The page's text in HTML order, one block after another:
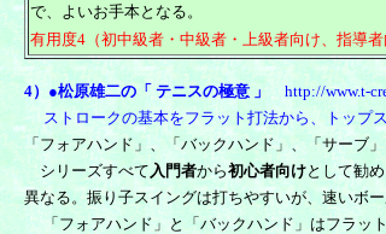
で、よいお手本となる。
有用度4（初中級者・中級者・上級者向け、指導者
4）●松原雄二の「 テニスの極意 」http://www.t-
ストロークの基本をフラット打法から、トップ
「フォアハンド」、「バックハンド」、「サーブ
シリーズすべて入門者から初心者向けとして勧
異なる。振り子スイングは打ちやすいが、速いボ
「フォアハンド」と「バックハンド」はフラッ